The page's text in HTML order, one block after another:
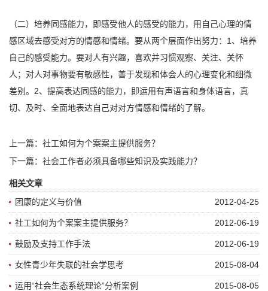
（二）培养同感能力，即感受他人的感受的能力，用自己心理的情
感区域去感受对方的情感和情绪。要从两个层面作出努力：1、培养
自己的感受能力。要对人有兴趣，喜欢并习惯观察、关注、关怀
人；对人对事物要有敏感性，善于发现和体会人的心理变化和细微
差别。2、提高表达同感的能力，即运用有声语言和身体语言，真
切、及时、全面地表达自己对对方情感和情绪的了解。
上一篇： 社工如何为个案案主提供服务？
下一篇： 社会工作者必须具备哪些知识及实践能力？
相关文章
2012-04-25
团康的定义与价值
2012-06-19
社工如何为个案案主提供服务？
2012-06-19
鼓励及支持工作手法
2015-08-04
女性青少年失联的社会学思考
2015-08-05
运用“社会生态系统理论”分析案例